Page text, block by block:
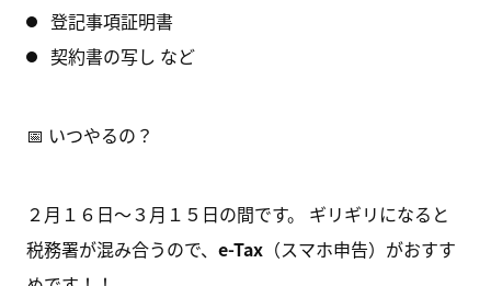
登記事項証明書
契約書の写し など
📅 いつやるの？
２月１６日〜３月１５日の間です。 ギリギリになると
税務署が混み合うので、 e-Tax（スマホ申告）がおすす